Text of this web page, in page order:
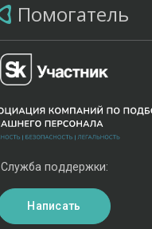
Помогатель
Служба поддержки:
Написать